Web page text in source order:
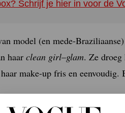
Schrijf je hier in voor de
model (en mede-
haar clean girl–glam. Ze droeg
make-up fris en